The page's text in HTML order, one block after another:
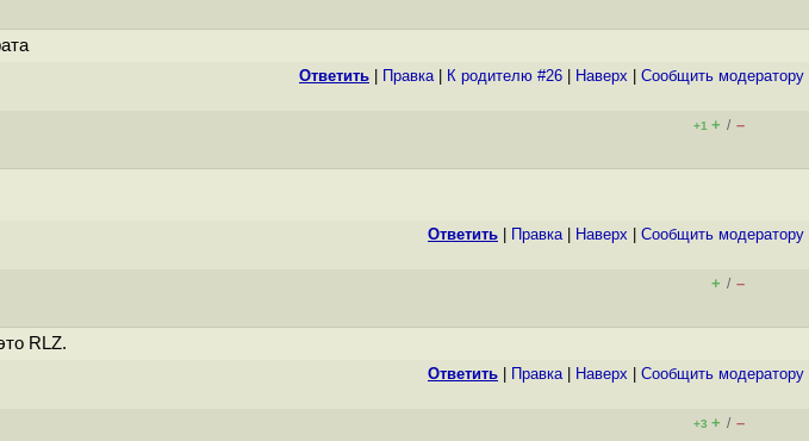
Ответить Правка| К родителю #26 Наверх Cообщить модератору
+1 + / –
Ответить Правка| Наверх Cообщить модератору
+ / –
RLZ.
Ответить Правка| Наверх Cообщить модератору
+3 + / –